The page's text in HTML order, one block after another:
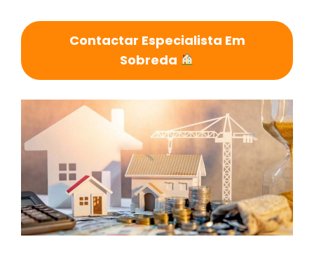
Contactar Especialista Em
Sobreda